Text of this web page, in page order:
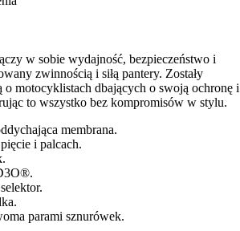
w sobie wydajność, bezpieczeństwo i
zwinnością i siłą pantery. Zostały
o motocyklistach dbających o swoją ochronę i
to wszystko bez kompromisów w stylu.
membrana.
i palcach.
parami sznurówek.